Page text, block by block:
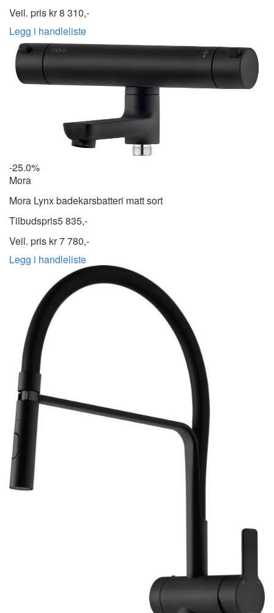
Veil. pris kr8 310,-
Legg i handleliste
-25.0%
Mora
Mora Lynx badekarsbatteri matt sort
Tilbudspris5 835,-
Veil. pris kr7 780,-
Legg i handleliste